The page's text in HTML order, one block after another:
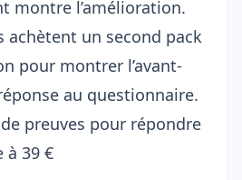
montre l’amélioration.
achètent un second pack
pour montrer l’avant-
au questionnaire.
preuves pour répondre
à 39 €